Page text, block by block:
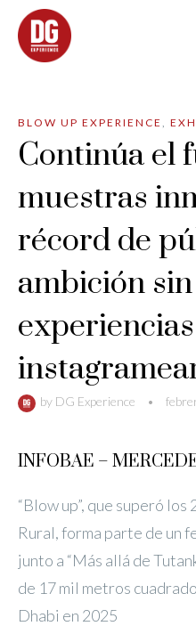
BLOW UP EXPERIENCE ,
Continúa el
muestras
récord de
ambición
by DG Experience •
INFOBAE –
“Blow up”, que superó
Rural, forma parte de un
junto a “Más allá de
de 17 mil metros
Dhabi en 2025